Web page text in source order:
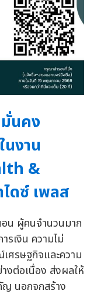
นคง
นงาน
&
ดซ์ เพลส
อน ผู้คนจำนวนมาก
เงิน ความไม่
ศรษฐกิจและความ
งต่อเนื่อง ส่งผลให้
ญ นอกจกสร้าง